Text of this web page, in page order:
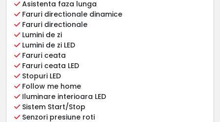
Asistenta faza lunga
Faruri directionale dinamice
Faruri directionale
Lumini de zi
Lumini de zi LED
Faruri ceata
Faruri ceata LED
Stopuri LED
Follow me home
Iluminare interioara LED
Sistem Start/Stop
Senzori presiune roti